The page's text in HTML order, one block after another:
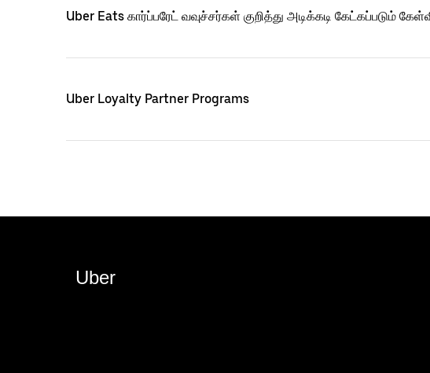
Uber Eats கார்ப்பரேட் வவுச்சர்கள் குறித்து அடிக்கடி கேட்கப்படும்
Uber Loyalty Partner Programs
Uber